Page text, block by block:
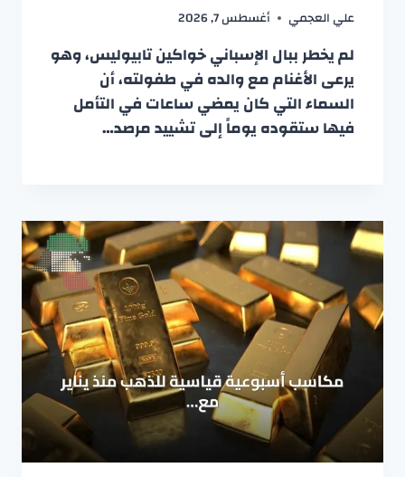
علي العجمي أغسطس 7, 2026
لم يخطر ببال الإسباني خواكين تابيوليس، وهو
يرعى الأغنام مع والده في طفولته، أن
السماء التي كان يمضي ساعات في التأمل
فيها ستقوده يوماً إلى تشييد مرصد…